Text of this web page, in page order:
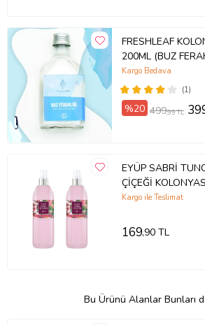
FRESHLEAF
200ML (BUZ
(1)
Kargo Bedava
%20 499,99 TL
EYÜP SABRİ
ÇİÇEĞİ
ML -2'Lİ-
Kargo ile Teslimat
169,90 TL
Bu Ürünü Alanlar Bunları